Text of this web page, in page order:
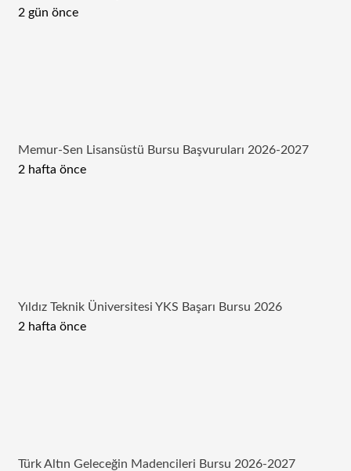
2 gün önce
Memur-Sen Lisansüstü Bursu Başvuruları 2026-2027
2 hafta önce
Yıldız Teknik Üniversitesi YKS Başarı Bursu 2026
2 hafta önce
Türk Altın Geleceğin Madencileri Bursu 2026-2027